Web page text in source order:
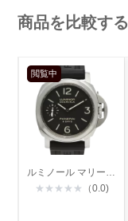
商品を比較する
閲覧中
ルミノール マリーナ 8デイズ
★ ★ ★ ★ ★ （0.0)